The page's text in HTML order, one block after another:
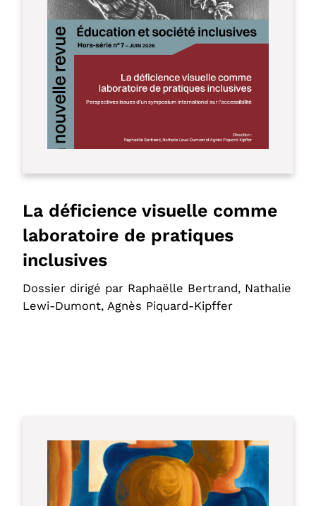
La déficience visuelle comme
laboratoire de pratiques
inclusives
Dossier dirigé par Raphaëlle Bertrand, Nathalie
Lewi-Dumont, Agnès Piquard-Kipffer